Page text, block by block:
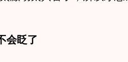
会眨了